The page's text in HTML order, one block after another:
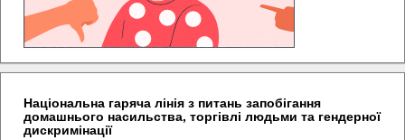
Національна гаряча лінія з питань запобігання
домашнього насильства, торгівлі людьми та гендерної
дискримінації